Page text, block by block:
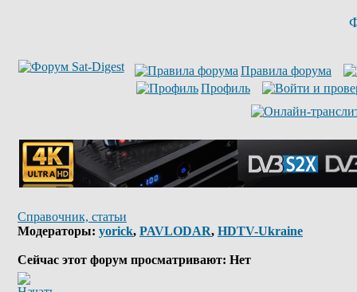
Правила форума
Профиль
Справочник, статьи
Модераторы: yorick, PAVLODAR, HDTV-Ukraine
Сейчас этот форум просматривают: Нет